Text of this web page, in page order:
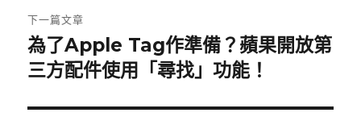
章:
下一篇文章
下
一
文
為了Apple Tag作準備？蘋果開放第
三方配件使用「尋找」功能！